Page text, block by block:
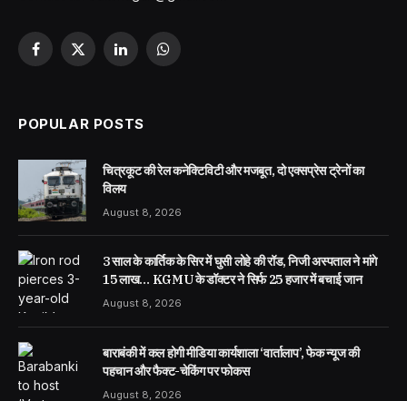
Facebook
X
LinkedInWhatsApp
POPULAR POSTS
चित्रकूट की रेल कनेक्टिविटी और मजबूत, दो एक्सप्रेस ट्रेनों का
विलय
August 8, 2026
3 साल के कार्तिक के सिर में घुसी लोहे की रॉड, निजी अस्पताल ने मांगे
15 लाख… KGMU के डॉक्टर ने सिर्फ 25 हजार में बचाई जान
August 8, 2026
बाराबंकी में कल होगी मीडिया कार्यशाला ‘वार्तालाप’, फेक न्यूज की
पहचान और फैक्ट-चेकिंग पर फोकस
August 8, 2026